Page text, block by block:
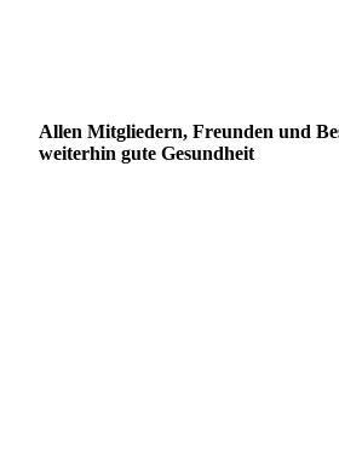
Allen Mitgliedern, Freunden und
weiterhin gute Gesundheit